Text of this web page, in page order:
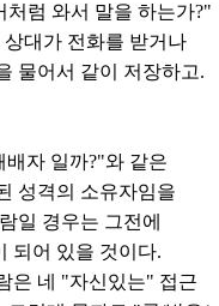
럼 와서 말을 하는가?"
대가 전화를 받거나
물어서 같이 저장하고.
자 일까?"와 같은
성격의 소유자임을
일 경우는 그전에
되어 있을 것이다.
은 네 "자신있는" 접근